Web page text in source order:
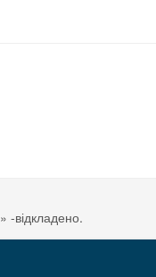
– 2020»
-відкладено.